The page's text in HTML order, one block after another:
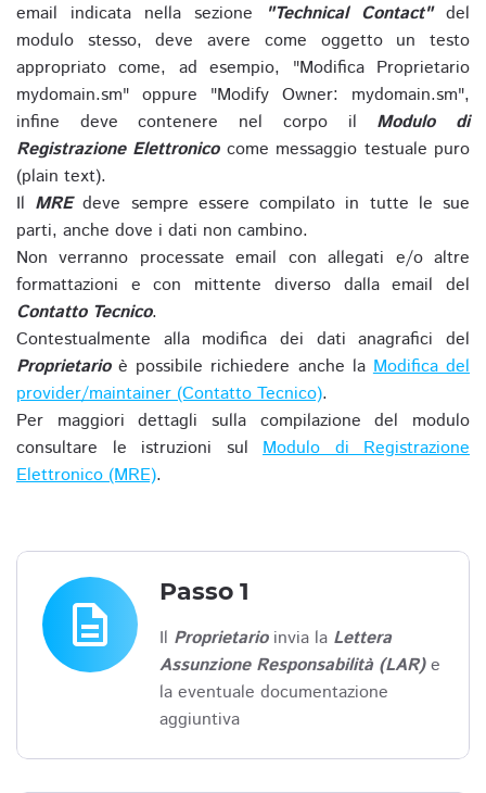
email indicata nella sezione
"Technical Contact"del
modulo stesso, deve avere come oggetto un testo
appropriato come, ad esempio, "Modifica Proprietario
mydomain.sm" oppure "Modify Owner: mydomain.sm",
infine deve contenere nel corpo il Modulo di
Registrazione Elettronicocome messaggio testuale puro
(plain text).
Il MREdeve sempre essere compilato in tutte le sue
parti, anche dove i dati non cambino.
Non verranno processate email con allegati e/o altre
formattazioni e con mittente diverso dalla email del
Contatto Tecnico.
Contestualmente alla modifica dei dati anagrafici del
Proprietarioè possibile richiedere anche laModifica del
provider/maintainer (Contatto Tecnico).
Per maggiori dettagli sulla compilazione del modulo
consultare le istruzioni sul Modulo di Registrazione
Elettronico (MRE).
description
Passo 1
Il Proprietarioinvia la Lettera
Assunzione Responsabilità (LAR)e
la eventuale documentazione
aggiuntiva